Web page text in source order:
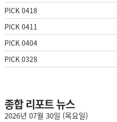
PICK 0418
PICK 0411
PICK 0404
PICK 0328
종합 리포트 뉴스
2026년 07월 30일 (목요일)